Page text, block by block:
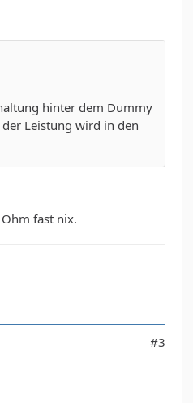
hinter dem Dummy
Leistung wird in den
fast nix.
#3